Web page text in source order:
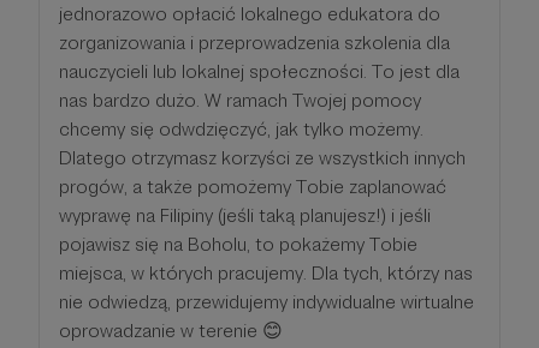
jednorazowo opłacić lokalnego edukatora do
zorganizowania i przeprowadzenia szkolenia dla
nauczycieli lub lokalnej społeczności. To jest dla
nas bardzo dużo. W ramach Twojej pomocy
chcemy się odwdzięczyć, jak tylko możemy.
Dlatego otrzymasz korzyści ze wszystkich innych
progów, a także pomożemy Tobie zaplanować
wyprawę na Filipiny (jeśli taką planujesz!) i jeśli
pojawisz się na Boholu, to pokażemy Tobie
miejsca, w których pracujemy. Dla tych, którzy nas
nie odwiedzą, przewidujemy indywidualne wirtualne
oprowadzanie w terenie 😊